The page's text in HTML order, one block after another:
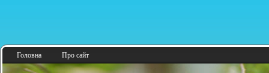
Головна Про сайт